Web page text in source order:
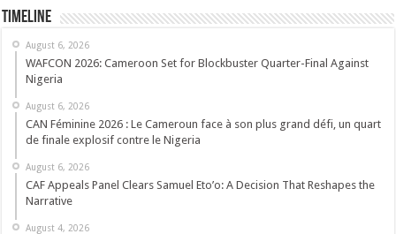
Timeline
August 6, 2026
WAFCON 2026: Cameroon Set for Blockbuster Quarter-Final Against
Nigeria
August 6, 2026
CAN Féminine 2026 : Le Cameroun face à son plus grand défi, un quart
de finale explosif contre le Nigeria
August 6, 2026
CAF Appeals Panel Clears Samuel Eto’o: A Decision That Reshapes the
Narrative
August 4, 2026